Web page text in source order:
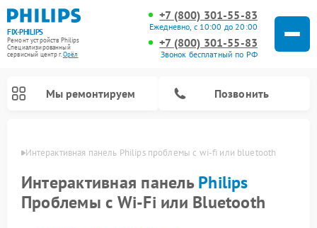
FIX-PHILIPS
Ремонт устройств Philips
Специализированный
cервисный центр г.Орёл
+7 (800) 301-55-83
Ежедневно, с 10:00 до 20:00
+7 (800) 301-55-83
Звонок бесплатный по РФ
Мы ремонтируем Позвонить
Интерактивная панель Philips проблемы с wi-fi или bluetooth
Интерактивная панельPhilips
Проблемы с Wi-Fi или Bluetooth